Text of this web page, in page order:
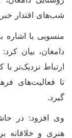
شب‌های اقتدار خبر
منسوبی با اشاره
دامغان، بیان
ارتباط نزدیک‌تر
تا فعالیت‌های
گیرد.
وی افزود: در
هنری و خلاقانه